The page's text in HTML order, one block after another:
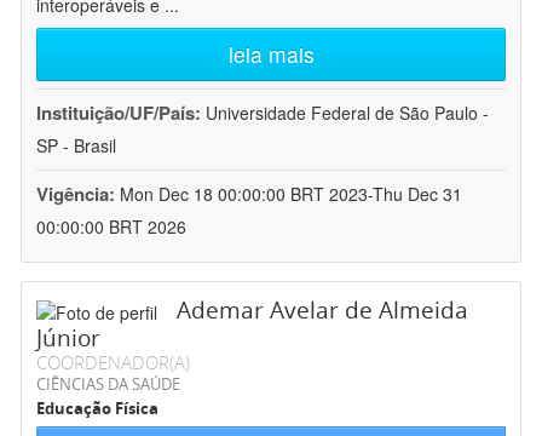
interoperáveis e ...
leia mais
Instituição/UF/País: Universidade Federal de São Paulo -
SP - Brasil
Vigência: Mon Dec 18 00:00:00 BRT 2023-Thu Dec 31
00:00:00 BRT 2026
Ademar Avelar de Almeida
Júnior
COORDENADOR(A)
CIÊNCIAS DA SAÚDE
Educação Física